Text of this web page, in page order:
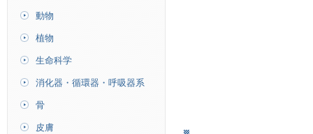
動物
植物
生命科学
消化器・循環器・呼吸器系
骨
皮膚